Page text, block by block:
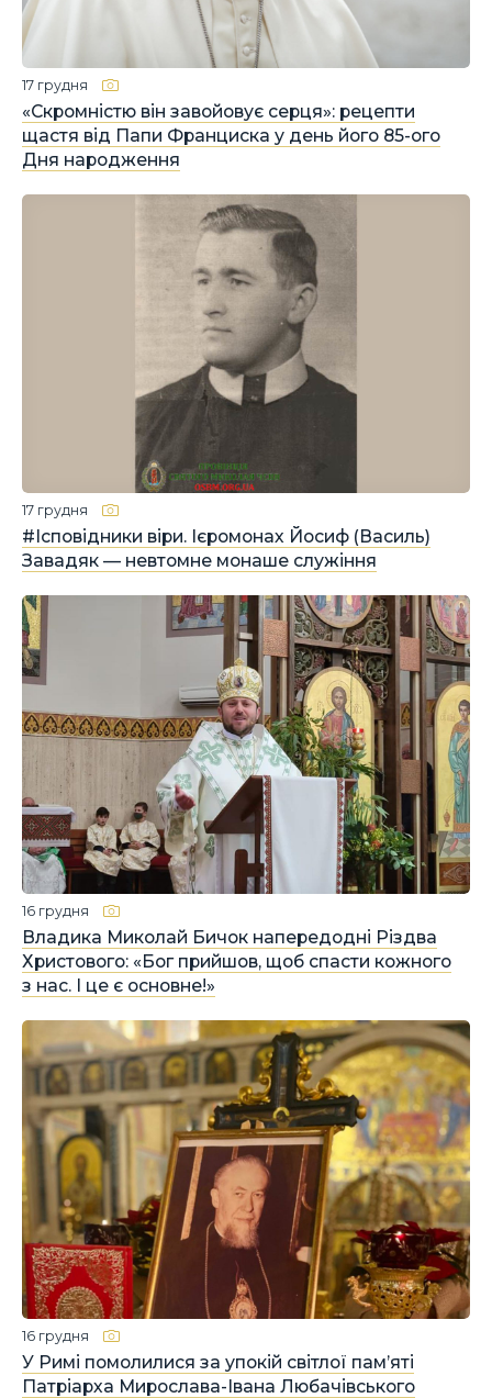
«Скромністю він завойовує серця»: рецепти
щастя від Папи Франциска у день його 85-ого
Дня народження
17 грудня
#Ісповідники віри. Ієромонах Йосиф (Василь)
Завадяк — невтомне монаше служіння
17 грудня
Владика Миколай Бичок напередодні Різдва
Христового: «Бог прийшов, щоб спасти кожного
з нас. І це є основне!»
16 грудня
У Римі помолилися за упокій світлої пам’яті
Патріарха Мирослава-Івана Любачівського
16 грудня